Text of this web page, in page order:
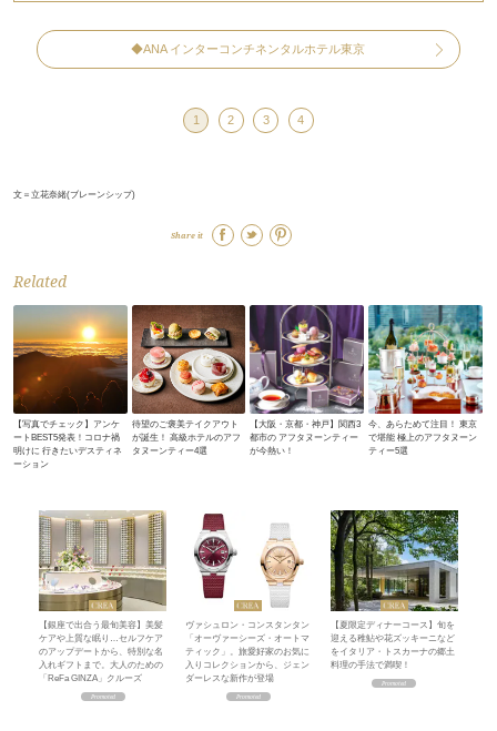
◆ANA インターコンチネンタルホテル東京
1 2 3 4
文＝立花奈緒(ブレーンシップ)
Share it
Related
【写真でチェック】アンケ
ートBEST5発表！コロナ禍
明けに 行きたいデスティネ
ーション
待望のご褒美テイクアウト
が誕生！ 高級ホテルのアフ
タヌーンティー4選
【大阪・京都・神戸】関西3
都市の アフタヌーンティー
が今熱い！
今、あらためて注目！ 東京
で堪能 極上のアフタヌーン
ティー5選
【銀座で出合う最旬美容】美髪
ケアや上質な眠り…セルフケア
のアップデートから、特別な名
入れギフトまで。大人のための
「ReFa GINZA」クルーズ
ヴァシュロン・コンスタンタン
「オーヴァーシーズ・オートマ
ティック」。旅愛好家のお気に
入りコレクションから、ジェン
ダーレスな新作が登場
【夏限定ディナーコース】旬を
迎える稚鮎や花ズッキーニなど
をイタリア・トスカーナの郷土
料理の手法で満喫！